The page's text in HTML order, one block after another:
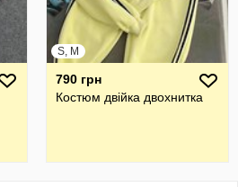
S, M
790 грн
Костюм двійка двохнитка